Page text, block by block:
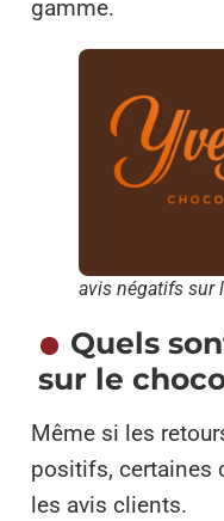
gamme.
avis négatifs sur
Quels
sur le
Même si les
positifs, certaines
les avis clients.